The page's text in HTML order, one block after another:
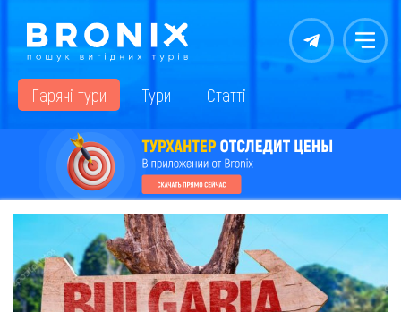
Контакты Меню
Гарячі тури Тури Статті